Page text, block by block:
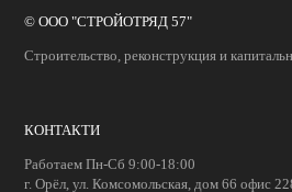
Контакти
© ООО "СТРОЙОТРЯД 57"
Строительство, реконструкция и
КОНТАКТИ
Работаем Пн-Сб 9:00-18:00
г. Орёл, ул. Комсомольская, дом 66 офис